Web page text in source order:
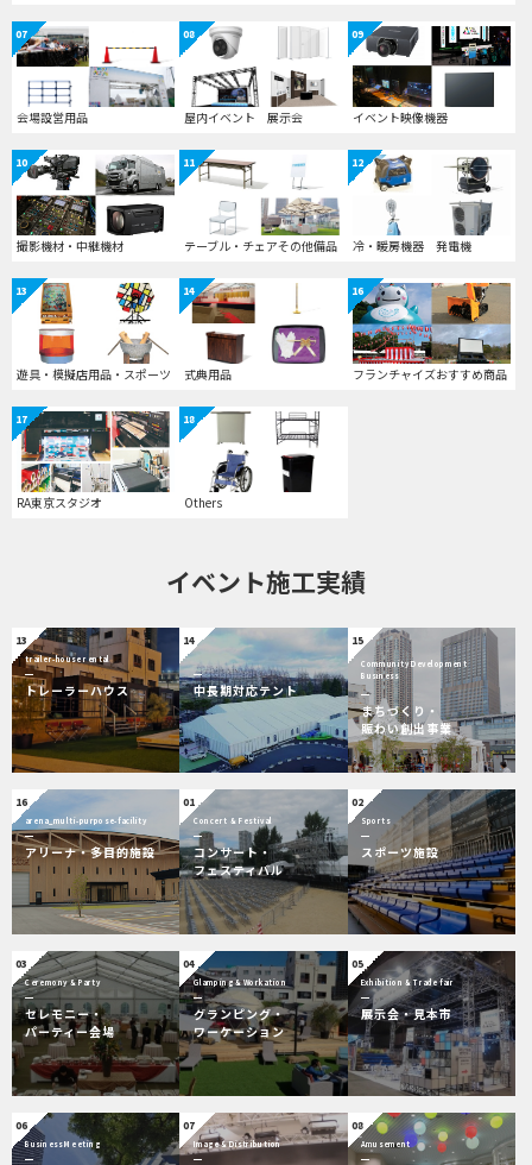
07
会場設営用品
08
屋内イベント 展示会
09
イベント映像機器
10
撮影機材・中継機材
11
テーブル・チェアその他備品
12
冷・暖房機器 発電機
13
遊具・模擬店用品・スポーツ
14
式典用品
16
フランチャイズおすすめ商品
17
RA東京スタジオ
18
Others
イベント施工実績
13
trailer-house rental
トレーラーハウス
14
中長期対応テント
15
Community Development
Business
まちづくり・
賑わい創出事業
16
arena_multi-purpose-facility
アリーナ・多目的施設
01
Concert & Festival
コンサート・
フェスティバル
02
Sports
スポーツ施設
03
Ceremony & Party
セレモニー・
パーティー会場
04
Glamping & Workation
グランピング・
ワーケーション
05
Exhibition & Trade fair
展示会・見本市
06
Business Meeting
07
Image & Distribution
08
Amusement